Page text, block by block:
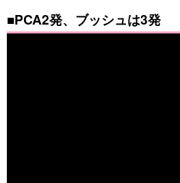
■PCA2発、ブッシュは3発